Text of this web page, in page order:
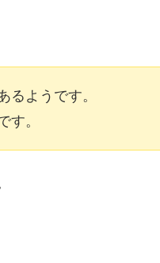
るようです。
す。